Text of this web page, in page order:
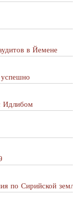
в Йемене
Идлибом
по Сирийской